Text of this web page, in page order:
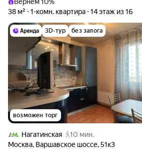
38 м²
1-комн. квартира 14 этаж из 16
3D-тур без залога
возможен торг
Нагатинская
10 мин.
Москва, Варшавское шоссе,51к3